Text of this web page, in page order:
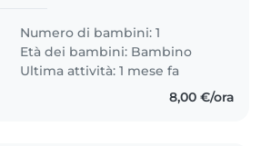
Numero di bambini: 1
Età dei bambini: Bambino
Ultima attività: 1 mese fa
8,00 €/ora